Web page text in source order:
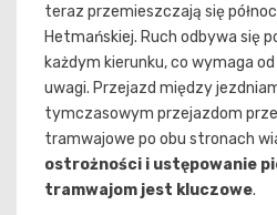
teraz przemieszczają się
Hetmańskiej. Ruch odbywa się
każdym kierunku, co wymaga
uwagi. Przejazd między
tymczasowym przejazdom
tramwajowe po obu stronach
ostrożności i ustępowanie
tramwajom jest kluczowe.